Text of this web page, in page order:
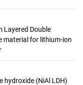
Layered Double
material for lithium-ion
hydroxide (NiAl LDH)